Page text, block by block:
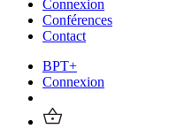
Connexion
Conférences
Contact
BPT+
Connexion